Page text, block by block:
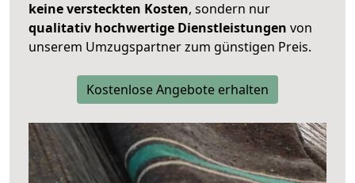
keine versteckten Kosten, sondern nur
qualitativ hochwertige Dienstleistungen von
unserem Umzugspartner zum günstigen Preis.
Kostenlose Angebote erhalten